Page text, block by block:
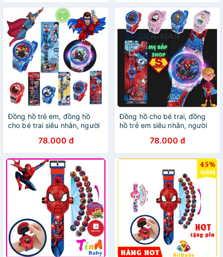
Đồng hồ trẻ em, đồng hồ
cho bé trai siêu nhân, người
Xuân Cường Kids cho bé từ
1 đến 10 tuổi
78.000 đ
Đồng hồ cho bé trai, đồng
hồ trẻ em siêu nhân, người
mickey Mẹ Bắp Shop cho bé
từ 1 đến 10 tuổi
78.000 đ